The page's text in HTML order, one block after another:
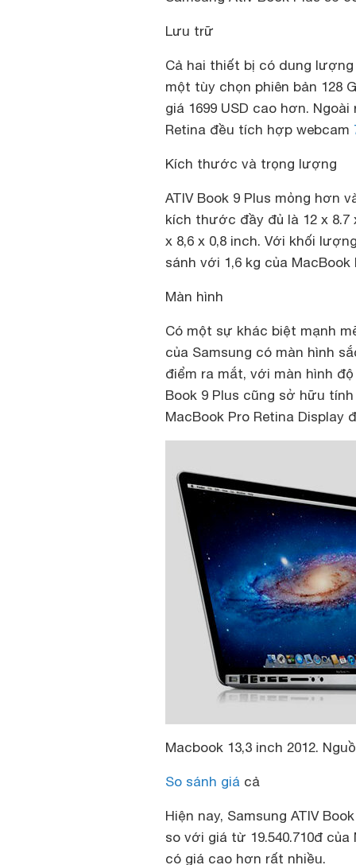
Lưu trữ
Cả hai thiết bị có dung
một tùy chọn phiên bản 128
giá 1699 USD cao hơn.
Retina đều tích hợp webcam
Kích thước và trọng lượng
ATIV Book 9 Plus mỏng hơn
kích thước đầy đủ là 12 x 8.7
x 8,6 x 0,8 inch. Với khối
sánh với 1,6 kg của MacBook
Màn hình
Có một sự khác biệt mạnh
của Samsung có màn hình
điểm ra mắt, với màn hình độ
Book 9 Plus cũng sở hữu
MacBook Pro Retina Display
Macbook 13,3 inch 2012.
So sánh giá cả
Hiện nay, Samsung ATIV
so với giá từ 19.540.710đ của
có giá cao hơn rất nhiều.